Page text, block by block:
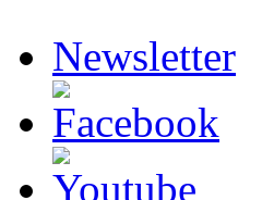
Newsletter